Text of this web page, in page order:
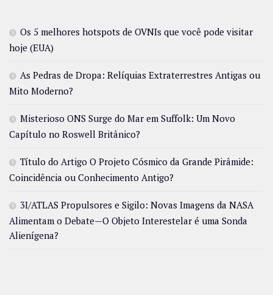
Os 5 melhores hotspots de OVNIs que você pode visitar
hoje (EUA)
As Pedras de Dropa: Relíquias Extraterrestres Antigas ou
Mito Moderno?
Misterioso ONS Surge do Mar em Suffolk: Um Novo
Capítulo no Roswell Britânico?
Título do Artigo O Projeto Cósmico da Grande Pirâmide:
Coincidência ou Conhecimento Antigo?
3I/ATLAS Propulsores e Sigilo: Novas Imagens da NASA
Alimentam o Debate—O Objeto Interestelar é uma Sonda
Alienígena?